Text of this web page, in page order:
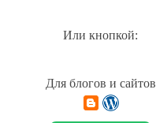
Или кнопкой:
Для блогов и сайтов